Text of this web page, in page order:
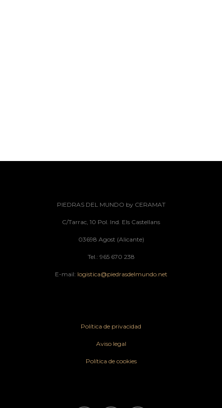
PIEDRAS DEL MUNDO by CERAMAT
C/Tarrac, 10 Pol. Ind. Els Castellans
03698 Agost (Alicante)
Tel.: 965 670 238
E-mail: logistica@piedrasdelmundo.net
Política de privacidad
Aviso legal
Política de cookies